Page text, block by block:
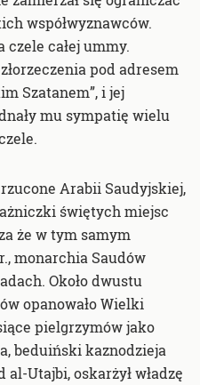
współwyznawców.
czele całej ummy.
pod adresem
Szatanem”, i jej
mu sympatię wielu
Arabii Saudyjskiej,
świętych miejsc
że w tym samym
monarchia Saudów
Około dwustu
opanowało Wielki
pielgrzymów jako
beduiński kaznodzieja
Utajbi, oskarżył władzę